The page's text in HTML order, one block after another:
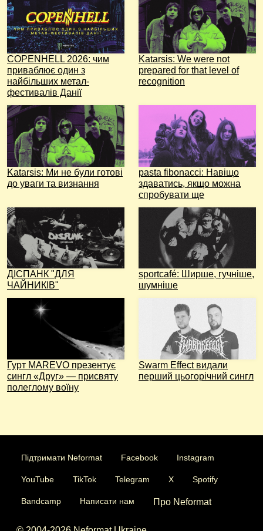
COPENHELL 2026: чим
приваблює один з
найбільших метал-
фестивалів Данії
Katarsis: We were not
prepared for that level of
recognition
Katarsis: Ми не були готові
до уваги та визнання
pasta fibonacci: Навіщо
здаватись, якщо можна
спробувати ще
ДІСПАНК "ДЛЯ
ЧАЙНИКІВ"
sportcafé: Ширше, гучніше,
шумніше
Гурт MAREVO презентує
сингл «Друг» — присвяту
полеглому воїну
Swarm Effect видали
перший цьогорічний сингл
Підтримати Neformat Facebook Instagram
YouTube TikTok Telegram X Spotify
Bandcamp Написати нам Про Neformat